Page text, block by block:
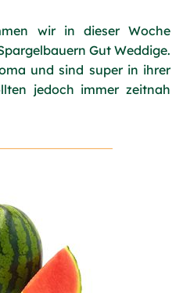
wir in dieser Woche
Gut Weddige.
und sind super in ihrer
jedoch immer zeitnah